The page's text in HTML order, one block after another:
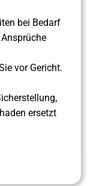
bei Bedarf
vor Gericht.
ersetzt